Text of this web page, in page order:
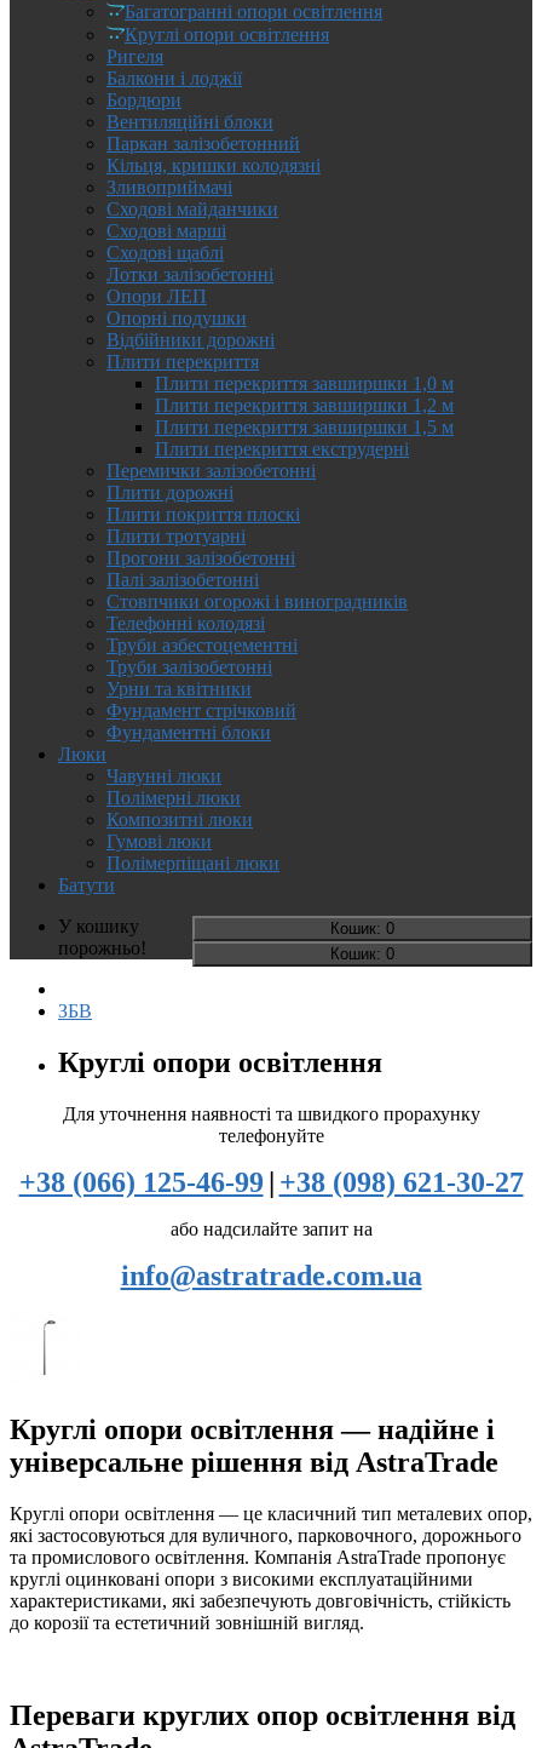
Багатогранні опори освітлення
Круглі опори освітлення
Ригеля
Балкони і лоджії
Бордюри
Вентиляційні блоки
Паркан залізобетонний
Кільця, кришки колодязні
Зливоприймачі
Сходові майданчики
Сходові марші
Сходові щаблі
Лотки залізобетонні
Опори ЛЕП
Опорні подушки
Відбійники дорожні
Плити перекриття
Плити перекриття завширшки 1,0 м
Плити перекриття завширшки 1,2 м
Плити перекриття завширшки 1,5 м
Плити перекриття екструдерні
Перемички залізобетонні
Плити дорожні
Плити покриття плоскі
Плити тротуарні
Прогони залізобетонні
Палі залізобетонні
Стовпчики огорожі і виноградників
Телефонні колодязі
Труби азбестоцементні
Труби залізобетонні
Урни та квітники
Фундамент стрічковий
Фундаментні блоки
Люки
Чавунні люки
Полімерні люки
Композитні люки
Гумові люки
Полімерпіщані люки
Батути
Кошик: 0
Кошик: 0
У кошику
порожньо!
ЗБВ
Круглі опори освітлення
Для уточнення наявності та швидкого прорахунку
телефонуйте
+38 (066) 125-46-99 | +38 (098) 621-30-27
або надсилайте запит на
info@astratrade.com.ua
Круглі опори освітлення — надійне і
універсальне рішення від AstraTrade
Круглі опори освітлення — це класичний тип металевих опор,
які застосовуються для вуличного, парковочного, дорожнього
та промислового освітлення. Компанія AstraTrade пропонує
круглі оцинковані опори з високими експлуатаційними
характеристиками, які забезпечують довговічність, стійкість
до корозії та естетичний зовнішній вигляд.
Переваги круглих опор освітлення від